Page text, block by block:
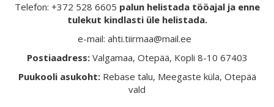
Telefon: +372 528 6605 palun helistada tööajal ja enne
tulekut kindlasti üle helistada.
e-mail: ahti.tiirmaa@mail.ee
Postiaadress: Valgamaa, Otepää, Kopli 8-10 67403
Puukooli asukoht: Rebase talu, Meegaste küla, Otepää
vald